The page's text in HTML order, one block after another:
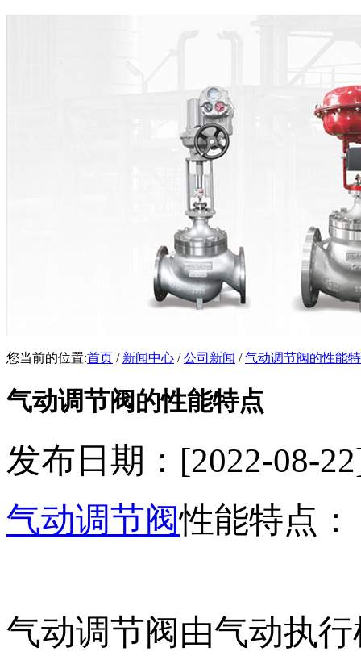
您当前的位置:首页 / 新闻中心 /公司新闻 /气动调节阀的性能
气动调节阀的性能特点
发布日期：[2022-08-
气动调节阀性能特点：
气动调节阀由气动执